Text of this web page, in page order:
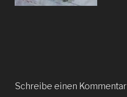
Schreibe einen Kommentar